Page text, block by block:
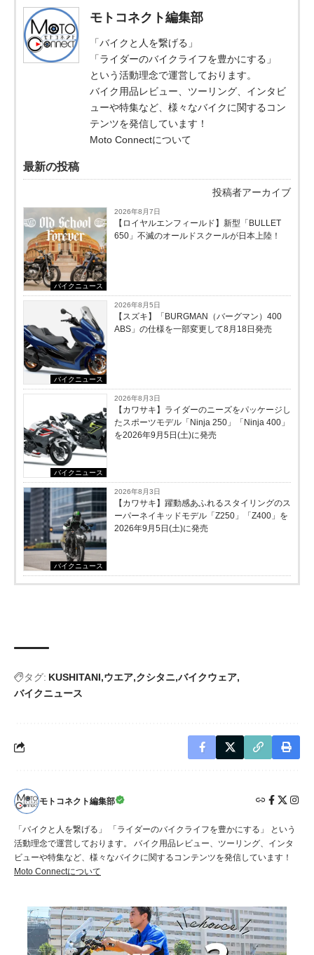
モトコネクト編集部
「バイクと人を繋げる」
「ライダーのバイクライフを豊かにする」
という活動理念で運営しております。
バイク用品レビュー、ツーリング、インタビ
ューや特集など、様々なバイクに関するコン
テンツを発信しています！
Moto Connectについて
最新の投稿
投稿者アーカイブ
バイクニュース
2026年8月7日
【ロイヤルエンフィールド】新型「BULLET
650」不滅のオールドスクールが⽇本上陸！
バイクニュース
2026年8月5日
【スズキ】「BURGMAN（バーグマン）400
ABS」の仕様を一部変更して8月18日発売
バイクニュース
2026年8月3日
【カワサキ】ライダーのニーズをパッケージし
たスポーツモデル「Ninja 250」「Ninja 400」
を2026年9月5日(土)に発売
バイクニュース
2026年8月3日
【カワサキ】躍動感あふれるスタイリングのス
ーパーネイキッドモデル「Z250」「Z400」を
2026年9月5日(土)に発売
タグ: KUSHITANI ウエア クシタニ バイクウェア
バイクニュース
モトコネクト編集部
「バイクと人を繋げる」 「ライダーのバイクライフを豊かにする」 という
活動理念で運営しております。 バイク用品レビュー、ツーリング、インタ
ビューや特集など、様々なバイクに関するコンテンツを発信しています！
Moto Connectについて